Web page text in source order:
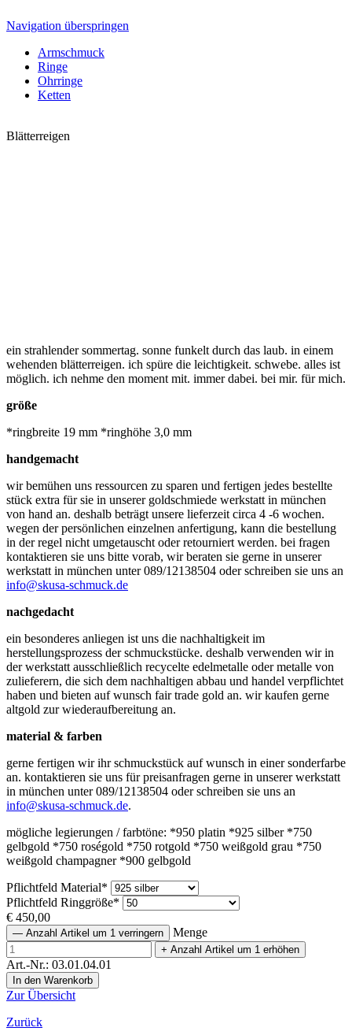
Navigation überspringen
Armschmuck
Ringe
Ohrringe
Ketten
Blätterreigen
ein strahlender sommertag. sonne funkelt durch das laub. in einem
wehenden blätterreigen. ich spüre die leichtigkeit. schwebe. alles ist
möglich. ich nehme den moment mit. immer dabei. bei mir. für mich.
größe
*ringbreite 19 mm *ringhöhe 3,0 mm
handgemacht
wir bemühen uns ressourcen zu sparen und fertigen jedes bestellte
stück extra für sie in unserer goldschmiede werkstatt in münchen
von hand an. deshalb beträgt unsere lieferzeit circa 4 -6 wochen.
wegen der persönlichen einzelnen anfertigung, kann die bestellung
in der regel nicht umgetauscht oder retourniert werden. bei fragen
kontaktieren sie uns bitte vorab, wir beraten sie gerne in unserer
werkstatt in münchen unter 089/12138504 oder schreiben sie uns an
info@skusa-schmuck.de
nachgedacht
ein besonderes anliegen ist uns die nachhaltigkeit im
herstellungsprozess der schmuckstücke. deshalb verwenden wir in
der werkstatt ausschließlich recycelte edelmetalle oder metalle von
zulieferern, die sich dem nachhaltigen abbau und handel verpflichtet
haben und bieten auf wunsch fair trade gold an. wir kaufen gerne
altgold zur wiederaufbereitung an.
material & farben
gerne fertigen wir ihr schmuckstück auf wunsch in einer sonderfarbe
an. kontaktieren sie uns für preisanfragen gerne in unserer werkstatt
in münchen unter 089/12138504 oder schreiben sie uns an
info@skusa-schmuck.de.
mögliche legierungen / farbtöne: *950 platin *925 silber *750
gelbgold *750 roségold *750 rotgold *750 weißgold grau *750
weißgold champagner *900 gelbgold
Pflichtfeld Material*
Pflichtfeld Ringgröße*
€ 450,00
— Anzahl Artikel um 1 verringern Menge
+ Anzahl Artikel um 1 erhöhen
Art.-Nr.: 03.01.04.01
Zur Übersicht
Zurück